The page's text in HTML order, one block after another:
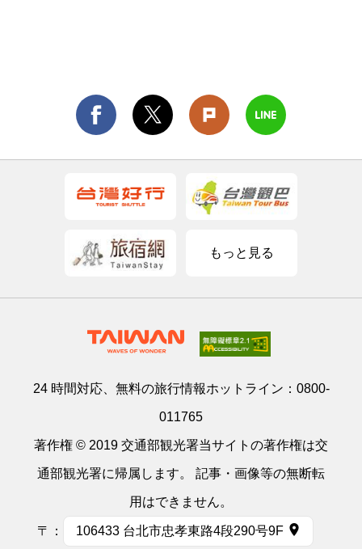
もっと見る
24 時間対応、無料の旅行情報ホットライン： 0800-
011765
著作権 © 2019 交通部観光署当サイトの著作権は交
通部観光署に帰属します。 記事・画像等の無断転
用はできません。
〒： 106433 台北市忠孝東路4段290号9F